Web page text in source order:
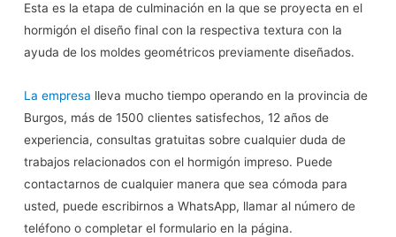
Esta es la etapa de culminación en la que se proyecta en el
hormigón el diseño final con la respectiva textura con la
ayuda de los moldes geométricos previamente diseñados.
La empresa lleva mucho tiempo operando en la provincia de
Burgos, más de 1500 clientes satisfechos, 12 años de
experiencia, consultas gratuitas sobre cualquier duda de
trabajos relacionados con el hormigón impreso. Puede
contactarnos de cualquier manera que sea cómoda para
usted, puede escribirnos a WhatsApp, llamar al número de
teléfono o completar el formulario en la página.